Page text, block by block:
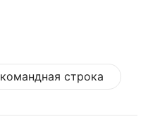
командная строка